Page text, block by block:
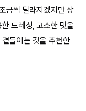
금씩 달라지겠지만 상
드레싱, 고소한 맛을
들이는 것을 추천한